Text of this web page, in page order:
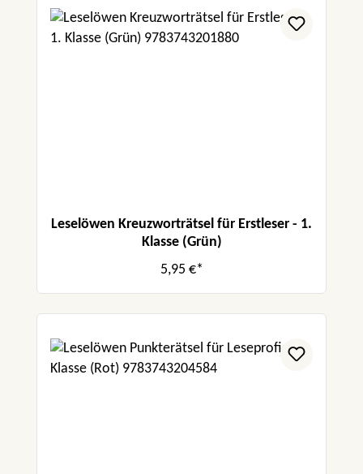
Leselöwen Kreuzworträtsel für Erstleser - 1.
Klasse (Grün)
5,95 €*